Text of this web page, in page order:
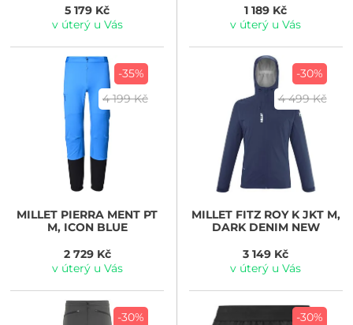
5 179 Kč
v úterý u Vás
1 189 Kč
v úterý u Vás
-35%
4 199 Kč
MILLET PIERRA MENT PT
M, ICON BLUE
2 729 Kč
v úterý u Vás
-30%
4 499 Kč
MILLETFITZ ROY K JKT M,
DARK DENIM NEW
3 149 Kč
v úterý u Vás
-30%
-30%